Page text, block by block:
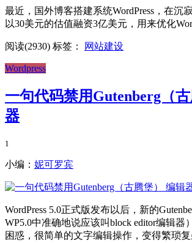
最近，国外博客搭建系统WordPress，在沉
以30美元的估值融资3亿美元，用来优化
阅读(2930) 标签： 网站建设
Wordpress
一句代码禁用Gutenberg（
器
1
小编： 妮可罗宾
WordPress 5.0正式版发布以后，新的
WP5.0中准确地说应该叫block editor编辑器
困惑，很简单的文字编辑操作，变得繁琐